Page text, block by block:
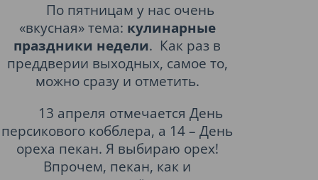
По пятницам у нас очень
«вкусная» тема: кулинарные
праздники недели. Как раз в
преддверии выходных, самое то,
можно сразу и отметить.
13 апреля отмечается День
персикового кобблера, а 14 – День
ореха пекан. Я выбираю орех!
Впрочем, пекан, как и